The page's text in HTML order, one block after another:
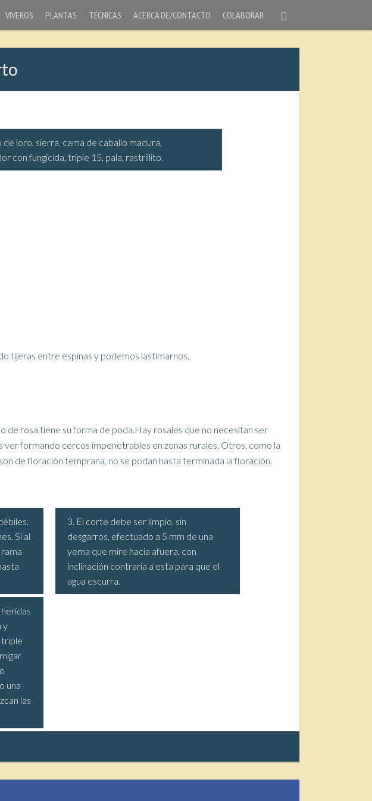
VIVEROS PLANTAS TÉCNICAS ACERCA DE/CONTACTO COLABORAR
de loro, sierra, cama de caballo madura,
con fungicida, triple 15, pala, rastrillito.
tijeras entre espinas y podemos lastimarnos.
rosa tiene su forma de poda.Hay rosales que no necesitan ser
ver formando cercos impenetrables en zonas rurales. Otros, como la
de floración temprana, no se podan hasta terminada la floración.
Si al
3. El corte debe ser limpio, sin
desgarros, efectuado a 5 mm de una
yema que mire hacia afuera, con
inclinación contraria a esta para que el
agua escurra.
y
triple
una
las